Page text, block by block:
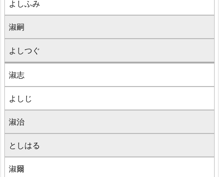
よしふみ
淑嗣
よしつぐ
淑志
よしじ
淑治
としはる
淑爾